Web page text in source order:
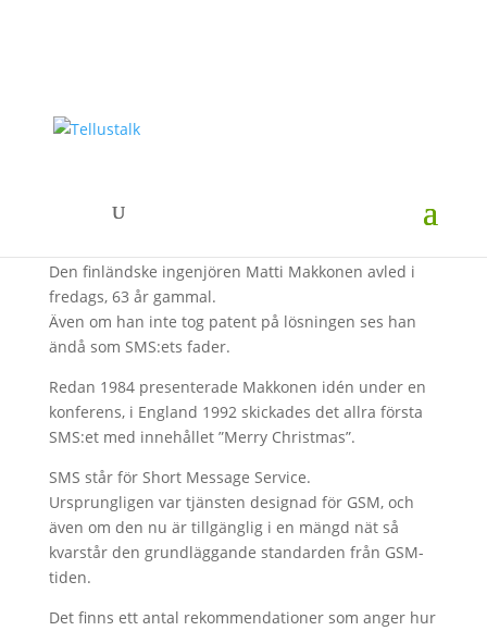
Den finländske ingenjören Matti Makkonen avled i
fredags, 63 år gammal.
Även om han inte tog patent på lösningen ses han
ändå som SMS:ets fader.
Redan 1984 presenterade Makkonen idén under en
konferens, i England 1992 skickades det allra första
SMS:et med innehållet ”Merry Christmas”.
SMS står för Short Message Service.
Ursprungligen var tjänsten designad för GSM, och
även om den nu är tillgänglig i en mängd nät så
kvarstår den grundläggande standarden från GSM-
tiden.
Det finns ett antal rekommendationer som anger hur